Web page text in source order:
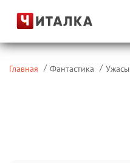
Главная Фантастика Ужасы